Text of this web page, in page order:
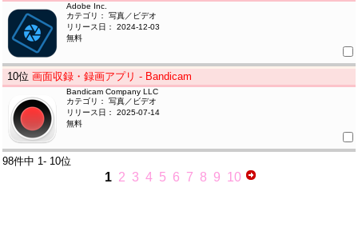
Adobe Inc.
カテゴリ： 写真／ビデオ
リリース日： 2024-12-03
無料
10位画面収録・録画アプリ - Bandicam
Bandicam Company LLC
カテゴリ： 写真／ビデオ
リリース日： 2025-07-14
無料
98件中 1- 10位
1 2 3 4 5 6 7 8 9 10